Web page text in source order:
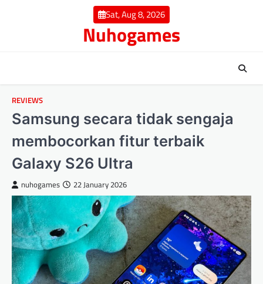
Sat, Aug 8, 2026
Nuhogames
REVIEWS
Samsung secara tidak sengaja
membocorkan fitur terbaik
Galaxy S26 Ultra
nuhogames 22 January 2026